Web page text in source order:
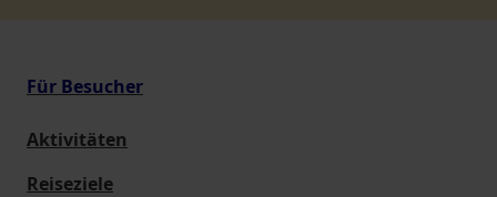
Für Besucher
Aktivitäten
Reiseziele